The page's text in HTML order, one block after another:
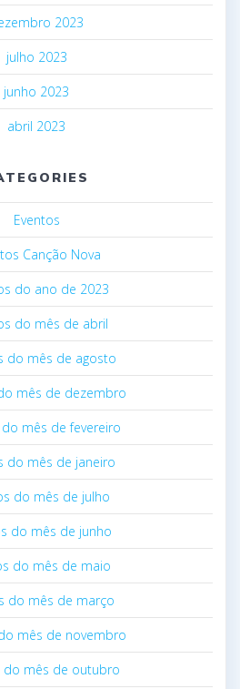
2023
julho 2023
junho 2023
abril 2023
Eventos
Canção Nova
do ano de 2023
do mês de abril
do mês de agosto
mês de dezembro
do mês de fevereiro
do mês de janeiro
do mês de julho
do mês de junho
do mês de maio
do mês de março
mês de novembro
do mês de outubro